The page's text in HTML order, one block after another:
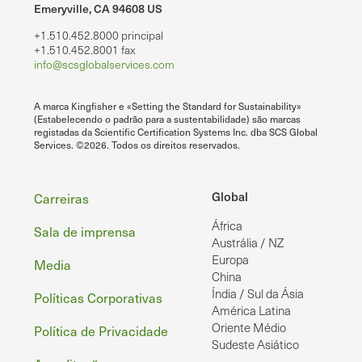
Emeryville, CA 94608 US
+1.510.452.8000 principal
+1.510.452.8001 fax
info@scsglobalservices.com
A marca Kingfisher e «Setting the Standard for Sustainability»
(Estabelecendo o padrão para a sustentabilidade) são marcas
registadas da Scientific Certification Systems Inc. dba SCS Global
Services. ©2026. Todos os direitos reservados.
Global
África
Austrália / NZ
Europa
China
Índia / Sul da Ásia
América Latina
Oriente Médio
Sudeste Asiático
Rodapé
Carreiras
Sala de imprensa
Media
Políticas Corporativas
Política de Privacidade